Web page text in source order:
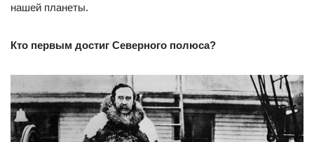
нашей планеты.
Кто первым достиг Северного полюса?